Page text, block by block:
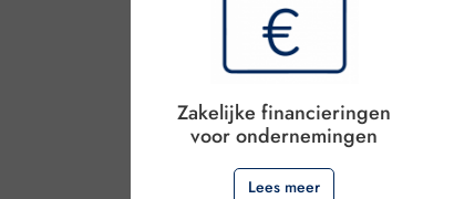
Zakelijke financieringen
voor ondernemingen
Lees meer